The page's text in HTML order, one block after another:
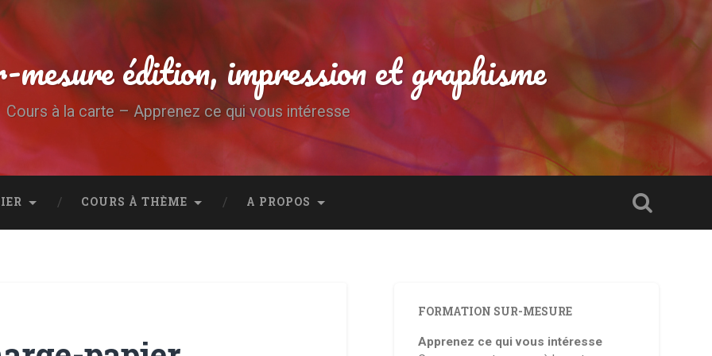
édition, impression et graphisme
Cours à la carte – Apprenez ce qui vous intéresse
COURS À THÈME A PROPOS
FORMATION SUR-MESURE
Apprenez ce qui vous intéresse